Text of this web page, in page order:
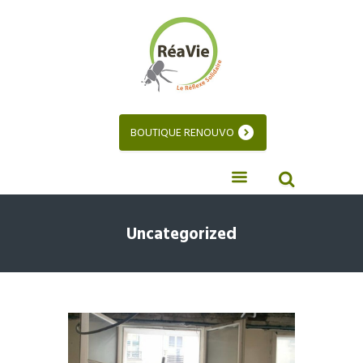
BOUTIQUE RENOUVO
Uncategorized
Catégories
DÉPOSE MÉTHODIQUE / RIVP